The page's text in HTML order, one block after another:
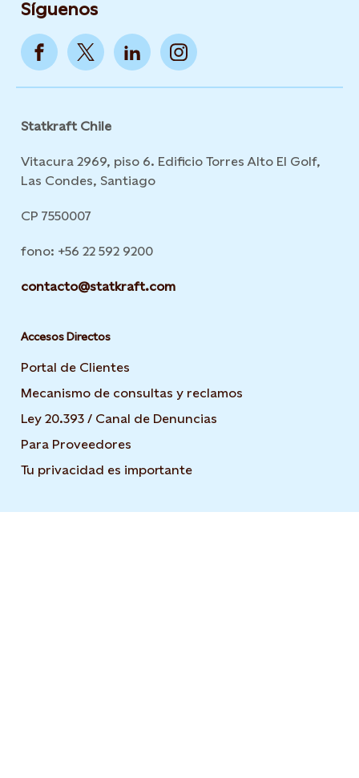
Síguenos
Statkraft Chile
Vitacura 2969, piso 6. Edificio Torres Alto El Golf,
Las Condes, Santiago
CP 7550007
fono: +56 22 592 9200
contacto@statkraft.com
Accesos Directos
Portal de Clientes
Mecanismo de consultas y reclamos
Ley 20.393 / Canal de Denuncias
Para Proveedores
Tu privacidad es importante